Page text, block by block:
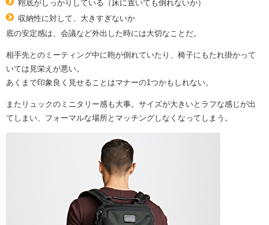
鞄底がしっかりしている（床に置いても倒れないか）
収納性に対して、大きすぎないか
底の安定感は、会議など外出した時には大切なことだ。
相手先とのミーティング中に鞄が倒れていたり、椅子にもたれ掛かって
いては見栄えが悪い。
あくまで印象良く見せることはマナーの1つかもしれない。
またリュックのミニタリー感も大事。サイズが大きいとラフな感じが出
てしまい、フォーマルな場所とマッチングしなくなってしまう。